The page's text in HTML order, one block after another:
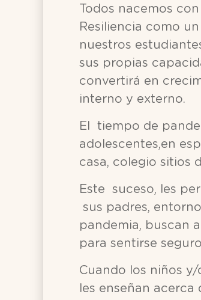
Todos nacemos
Resiliencia como
nuestros
sus propias
convertirá en
interno y externo.
El tiempo de
adolescentes,en
casa, colegio sitios
Este suceso, les
sus padres,
pandemia, buscan
para sentirse
Cuando los niños
les enseñan acerca